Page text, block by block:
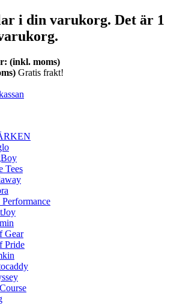
i din varukorg. Det är 1
(inkl. moms)
Gratis frakt!
Tees
Gear
Pride